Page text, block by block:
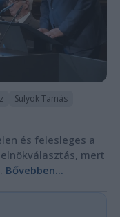
Sulyok Tamás
és felesleges a
mert
Bővebben...